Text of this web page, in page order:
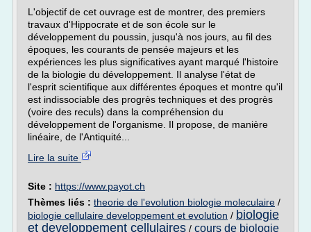
L'objectif de cet ouvrage est de montrer, des premiers
travaux d'Hippocrate et de son école sur le
développement du poussin, jusqu'à nos jours, au fil des
époques, les courants de pensée majeurs et les
expériences les plus significatives ayant marqué l'histoire
de la biologie du développement. Il analyse l'état de
l'esprit scientifique aux différentes époques et montre qu'il
est indissociable des progrès techniques et des progrès
(voire des reculs) dans la compréhension du
développement de l'organisme. Il propose, de manière
linéaire, de l'Antiquité...
Lire la suite
Site : https://www.payot.ch
Thèmes liés : theorie de l'evolution biologie moleculaire /
biologie cellulaire developpement et evolution / biologie
et developpement cellulaires / cours de biologie